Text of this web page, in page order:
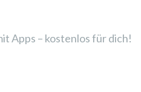
Apps – kostenlos für dich!